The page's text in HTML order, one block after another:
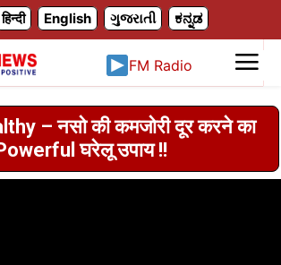
हिन्दी English ગુજરાતી ಕನ್ನಡ
FM Radio
– नसो की कमजोरी दूर करने का
घरेलू उपाय !!